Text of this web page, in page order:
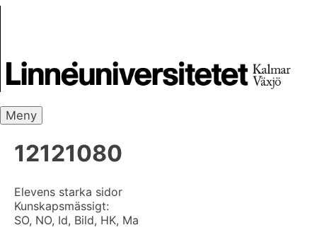
Meny
12121080
Elevens starka sidor
Kunskapsmässigt:
SO, NO, Id, Bild, HK, Ma